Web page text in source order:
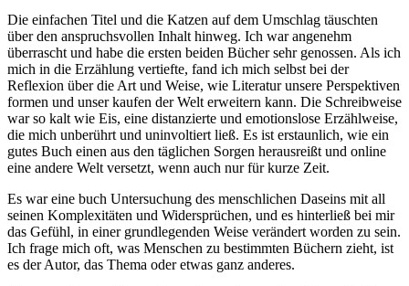
Die einfachen Titel und die Katzen auf dem Umschlag täuschten
über den anspruchsvollen Inhalt hinweg. Ich war angenehm
überrascht und habe die ersten beiden Bücher sehr genossen. Als ich
mich in die Erzählung vertiefte, fand ich mich selbst bei der
Reflexion über die Art und Weise, wie Literatur unsere Perspektiven
formen und unser kaufen der Welt erweitern kann. Die Schreibweise
war so kalt wie Eis, eine distanzierte und emotionslose Erzählweise,
die mich unberührt und uninvoltiert ließ. Es ist erstaunlich, wie ein
gutes Buch einen aus den täglichen Sorgen herausreißt und online
eine andere Welt versetzt, wenn auch nur für kurze Zeit.
Es war eine buch Untersuchung des menschlichen Daseins mit all
seinen Komplexitäten und Widersprüchen, und es hinterließ bei mir
das Gefühl, in einer grundlegenden Weise verändert worden zu sein.
Ich frage mich oft, was Menschen zu bestimmten Büchern zieht, ist
es der Autor, das Thema oder etwas ganz anderes.